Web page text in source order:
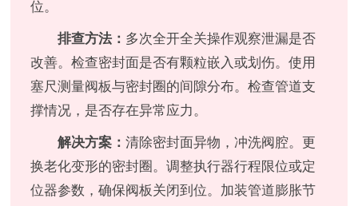
位。
排查方法： 多次全开全关操作观察泄漏是否
改善。检查密封面是否有颗粒嵌入或划伤。使用
塞尺测量阀板与密封圈的间隙分布。检查管道支
撑情况，是否存在异常应力。
解决方案：清除密封面异物，冲洗阀腔。更
换老化变形的密封圈。调整执行器行程限位或定
位器参数，确保阀板关闭到位。加装管道膨胀节